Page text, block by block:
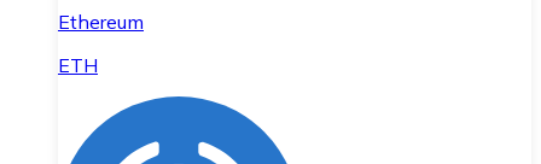
Ethereum
ETH